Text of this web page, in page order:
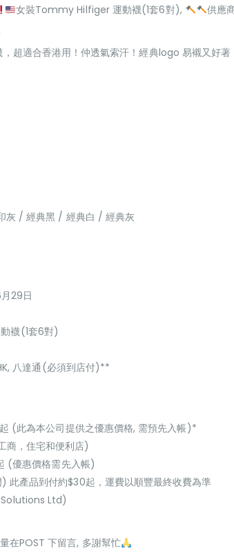
女裝Tommy Hilfiger 運動襪(1套6對),
供應
超適合香港用！仲透氣索汗！經典logo 易襯又好著
灰 / 經典黑 / 經典白 / 經典灰
29日
襪(1套6對)
八達通(必須到店付)**
(此為本公司提供之優惠價格, 需預先入帳)*
商，住宅和便利店)
(優惠價格需先入帳)
產品到付約$30起，運費以順豐最終收費為準
Ltd)
在POST 下留言, 多謝幫忙